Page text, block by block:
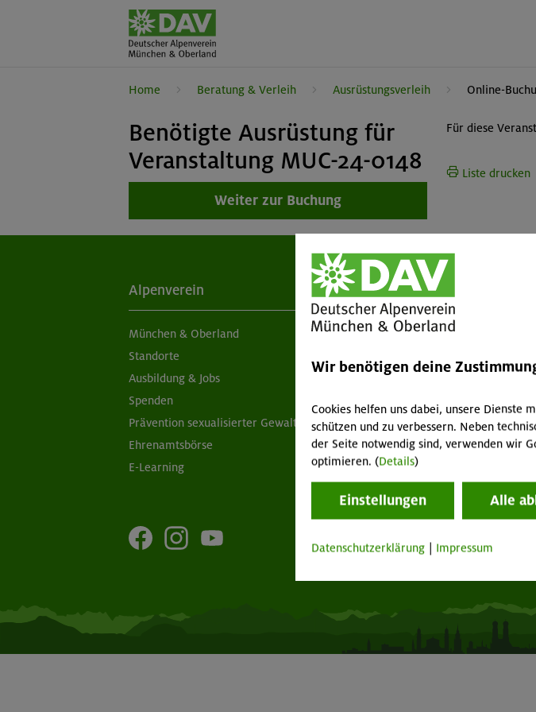
Home Beratung & Verleih Ausrüstungsverleih Online-
Benötigte Ausrüstung für
Veranstaltung MUC-24-0148
Für diese
Liste drucken
Weiter zur Buchung
Alpenverein
München & Oberland
Standorte
Ausbildung & Jobs
Spenden
Prävention sexualisierter Gewalt
Ehrenamtsbörse
E-Learning
Aktuelles
Newsletter
Obacht geben!
Öffnungszeiten
Wir benötigen deine
Cookies helfen uns dabei, unsere Dienste
schützen und zu verbessern. Neben
der Seite notwendig sind, verwenden wir
optimieren. (Details)
Einstellungen Alle
Datenschutzerklärung Impressum